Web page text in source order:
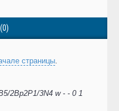
страницы.
2Bp2P1/3N4 w - - 0 1